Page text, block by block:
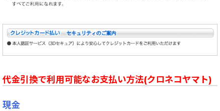
代金引換で利用可能なお支払い方法(クロネコヤマト)
現金